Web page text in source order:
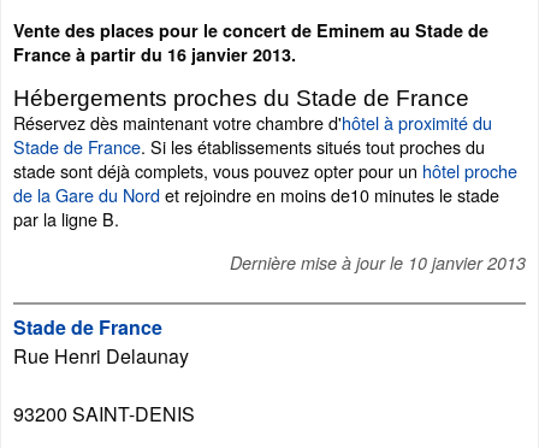
Vente des places pour le concert de Eminem au Stade de
France à partir du 16 janvier 2013.
Hébergements proches du Stade de France
Réservez dès maintenant votre chambre d'hôtel à proximité du
Stade de France. Si les établissements situés tout proches du
stade sont déjà complets, vous pouvez opter pour un hôtel proche
de la Gare du Nordet rejoindre en moins de10 minutes le stade
par la ligne B.
Dernière mise à jour le 10 janvier 2013
Stade de France
Rue Henri Delaunay
93200 SAINT-DENIS